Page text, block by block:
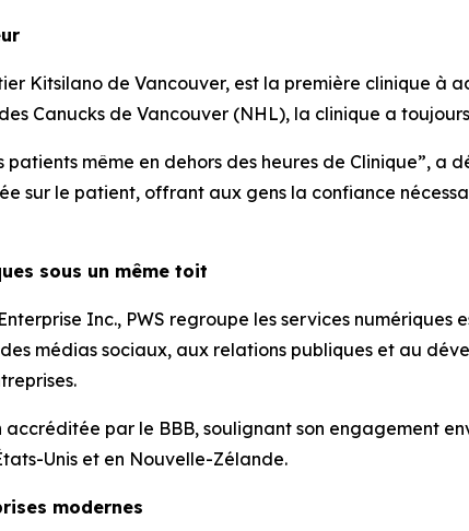
Kitsilano de Vancouver, est la première clinique à
Canucks de Vancouver (NHL), la clinique a
même en dehors des heures de Clinique”, a
sur le patient, offrant aux gens la confiance
sous un même toit
Inc., PWS regroupe les services numériques
médias sociaux, aux relations publiques et au
par le BBB, soulignant son engagement
Unis et en Nouvelle-Zélande.
modernes